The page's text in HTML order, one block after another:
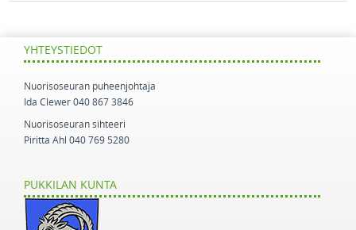
YHTEYSTIEDOT
Nuorisoseuran puheenjohtaja
Ida Clewer 040 867 3846
Nuorisoseuran sihteeri
Piritta Ahl 040 769 5280
PUKKILAN KUNTA